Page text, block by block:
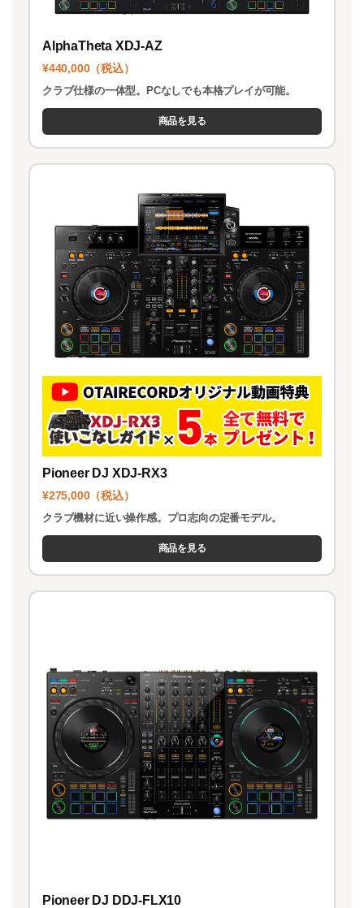
AlphaTheta XDJ-AZ
¥440,000（税込）
クラブ仕様の一体型。PCなしでも本格プレイが可能。
商品を見る
Pioneer DJ XDJ-RX3
¥275,000（税込）
クラブ機材に近い操作感。プロ志向の定番モデル。
商品を見る
Pioneer DJ DDJ-FLX10